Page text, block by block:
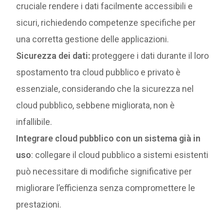
cruciale rendere i dati facilmente accessibili e
sicuri, richiedendo competenze specifiche per
una corretta gestione delle applicazioni.
Sicurezza dei dati: proteggere i dati durante il loro
spostamento tra cloud pubblico e privato è
essenziale, considerando che la sicurezza nel
cloud pubblico, sebbene migliorata, non è
infallibile.
Integrare cloud pubblico con un sistema già in
uso: collegare il cloud pubblico a sistemi esistenti
può necessitare di modifiche significative per
migliorare l’efficienza senza compromettere le
prestazioni.